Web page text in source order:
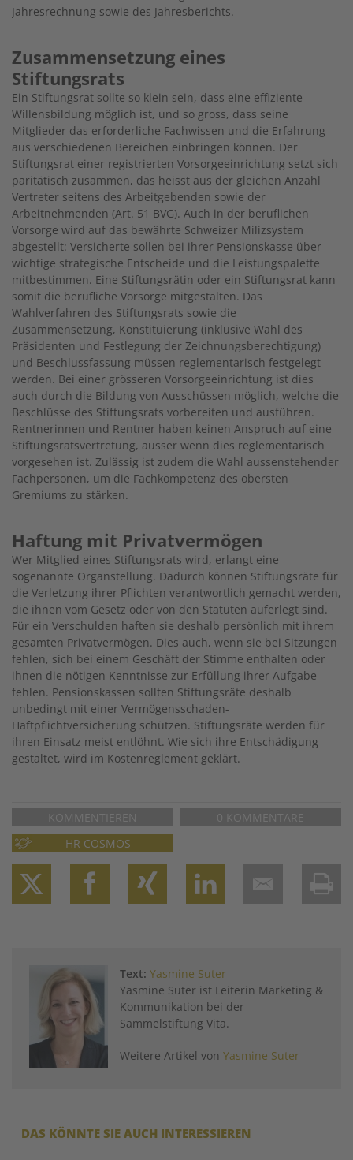
Jahresrechnung sowie des Jahresberichts.
Zusammensetzung eines
Stiftungsrats
Ein Stiftungsrat sollte so klein sein, dass eine effiziente
Willensbildung möglich ist, und so gross, dass seine
Mitglieder das erforderliche Fachwissen und die Erfahrung
aus verschiedenen Bereichen einbringen können. Der
Stiftungsrat einer registrierten Vorsorgeeinrichtung setzt sich
paritätisch zusammen, das heisst aus der gleichen Anzahl
Vertreter seitens des Arbeitgebenden sowie der
Arbeitnehmenden (Art. 51 BVG). Auch in der beruflichen
Vorsorge wird auf das bewährte Schweizer Milizsystem
abgestellt: Versicherte sollen bei ihrer Pensionskasse über
wichtige strategische Entscheide und die Leistungspalette
mitbestimmen. Eine Stiftungsrätin oder ein Stiftungsrat kann
somit die berufliche Vorsorge mitgestalten. Das
Wahlverfahren des Stiftungsrats sowie die
Zusammensetzung, Konstituierung (inklusive Wahl des
Präsidenten und Festlegung der Zeichnungsberechtigung)
und Beschlussfassung müssen reglementarisch festgelegt
werden. Bei einer grösseren Vorsorgeeinrichtung ist dies
auch durch die Bildung von Ausschüssen möglich, welche die
Beschlüsse des Stiftungsrats vorbereiten und ausführen.
Rentnerinnen und Rentner haben keinen Anspruch auf eine
Stiftungsratsvertretung, ausser wenn dies reglementarisch
vorgesehen ist. Zulässig ist zudem die Wahl aussenstehender
Fachpersonen, um die Fachkompetenz des obersten
Gremiums zu stärken.
Haftung mit Privatvermögen
Wer Mitglied eines Stiftungsrats wird, erlangt eine
sogenannte Organstellung. Dadurch können Stiftungsräte für
die Verletzung ihrer Pflichten verantwortlich gemacht werden,
die ihnen vom Gesetz oder von den Statuten auferlegt sind.
Für ein Verschulden haften sie deshalb persönlich mit ihrem
gesamten Privatvermögen. Dies auch, wenn sie bei Sitzungen
fehlen, sich bei einem Geschäft der Stimme enthalten oder
ihnen die nötigen Kenntnisse zur Erfüllung ihrer Aufgabe
fehlen. Pensionskassen sollten Stiftungsräte deshalb
unbedingt mit einer Vermögensschaden-
Haftpflichtversicherung schützen. Stiftungsräte werden für
ihren Einsatz meist entlöhnt. Wie sich ihre Entschädigung
gestaltet, wird im Kostenreglement geklärt.
KOMMENTIEREN
0 KOMMENTARE
HR COSMOS
TwitterFacebook
XINGLinkedIn
Email
Text: Yasmine Suter
Yasmine Suter ist Leiterin Marketing &
Kommunikation bei der
Sammelstiftung Vita.
Weitere Artikel von Yasmine Suter
DAS KÖNNTE SIE AUCH INTERESSIEREN